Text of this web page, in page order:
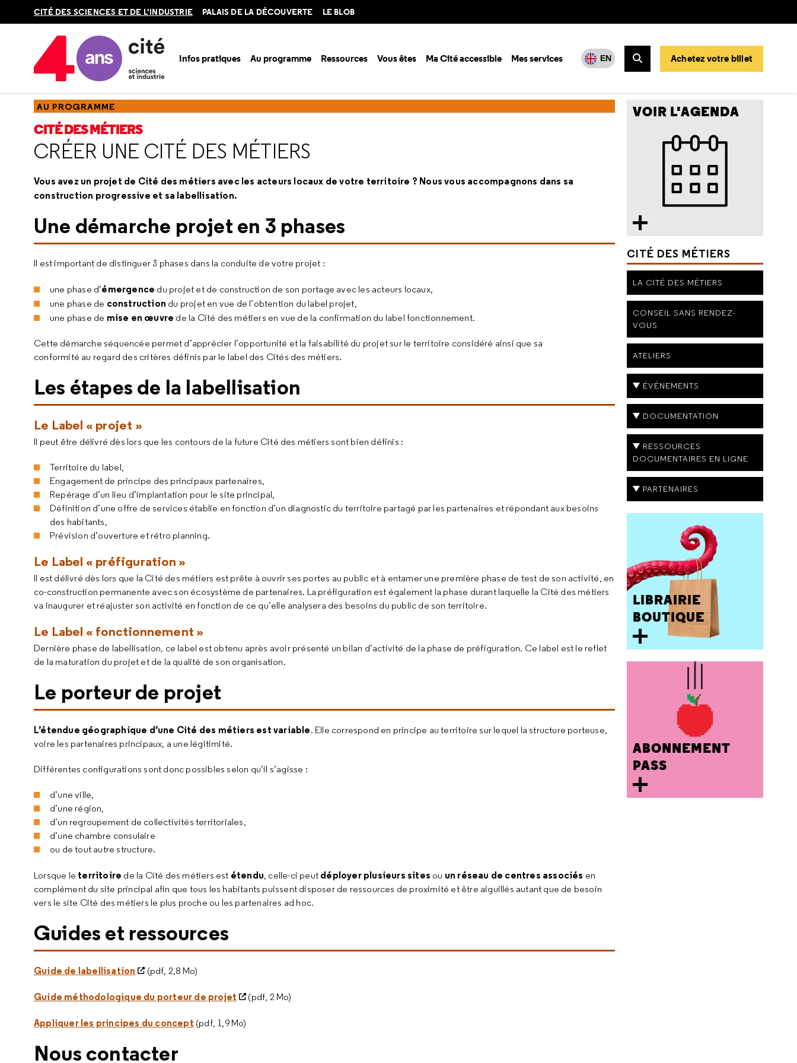
CITÉ DES SCIENCES ET DE L'INDUSTRIE PALAIS DE LA DÉCOUVERTE LE BLOB
Infos pratiques Au programme Ressources Vous êtes Ma Cité accessible Mes services EN
Rechercher
Achetez votre billet
Accueil Au programme
AU PROGRAMME
CITÉ DES MÉTIERS
CRÉER UNE CITÉ DES MÉTIERS
Vous avez un projet de Cité des métiers avec les acteurs locaux de votre territoire ? Nous vous accompagnons dans sa
construction progressive et sa labellisation.
Une démarche projet en 3 phases
Il est important de distinguer 3 phases dans la conduite de votre projet :
une phase d’émergence du projet et de construction de son portage avec les acteurs locaux,
une phase de construction du projet en vue de l’obtention du label projet,
une phase de mise en œuvre de la Cité des métiers en vue de la confirmation du label fonctionnement.
Cette démarche séquencée permet d’apprécier l’opportunité et la faisabilité du projet sur le territoire considéré ainsi que sa
conformité au regard des critères définis par le label des Cités des métiers.
Les étapes de la labellisation
Le Label « projet »
Il peut être délivré dès lors que les contours de la future Cité des métiers sont bien définis :
Territoire du label,
Engagement de principe des principaux partenaires,
Repérage d’un lieu d’implantation pour le site principal,
Définition d’une offre de services établie en fonction d’un diagnostic du territoire partagé par les partenaires et répondant aux besoins
des habitants,
Prévision d’ouverture et rétro planning.
Le Label « préfiguration »
Il est délivré dès lors que la Cité des métiers est prête à ouvrir ses portes au public et à entamer une première phase de test de son activité, en
co-construction permanente avec son écosystème de partenaires. La préfiguration est également la phase durant laquelle la Cité des métiers
va inaugurer et réajuster son activité en fonction de ce qu’elle analysera des besoins du public de son territoire.
Le Label « fonctionnement »
Dernière phase de labellisation, ce label est obtenu après avoir présenté un bilan d’activité de la phase de préfiguration. Ce label est le reflet
de la maturation du projet et de la qualité de son organisation.
Le porteur de projet
L’étendue géographique d’une Cité des métiers est variable. Elle correspond en principe au territoire sur lequel la structure porteuse,
voire les partenaires principaux, a une légitimité.
Différentes configurations sont donc possibles selon qu’il s’agisse :
d’une ville,
d’une région,
d’un regroupement de collectivités territoriales,
d’une chambre consulaire
ou de tout autre structure.
Lorsque le territoire de la Cité des métiers est étendu, celle-ci peut déployer plusieurs sites ou un réseau de centres associés en
complément du site principal afin que tous les habitants puissent disposer de ressources de proximité et être aiguillés autant que de besoin
vers le site Cité des métiers le plus proche ou les partenaires ad hoc.
Guides et ressources
Guide de labellisation (pdf, 2,8 Mo)
Guide méthodologique du porteur de projet (pdf, 2 Mo)
Appliquer les principes du concept (pdf, 1,9 Mo)
Nous contacter
VOIR L'AGENDA
CITÉ DES MÉTIERS
LA CITÉ DES MÉTIERS
CONSEIL SANS RENDEZ-
VOUS
ATELIERS
ÉVÉNEMENTS
DOCUMENTATION
RESSOURCES
DOCUMENTAIRES EN LIGNE
PARTENAIRES
LIBRAIRIE
BOUTIQUE
ABONNEMENT
PASS